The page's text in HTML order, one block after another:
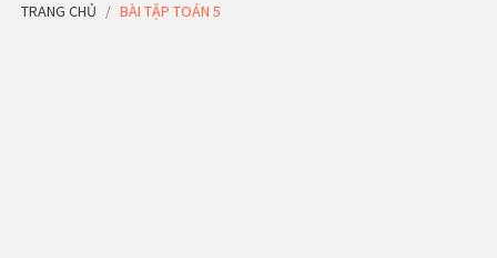
TRANG CHỦ BÀI TẬP TOÁN 5